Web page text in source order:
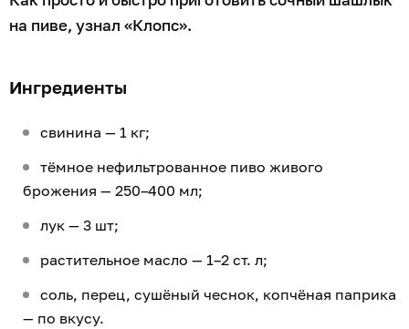
на пиве, узнал «Клопс».
Ингредиенты
свинина — 1 кг;
тёмное нефильтрованное пиво живого
брожения — 250–400 мл;
лук — 3 шт;
растительное масло — 1–2 ст. л;
соль, перец, сушёный чеснок, копчёная паприка
— по вкусу.